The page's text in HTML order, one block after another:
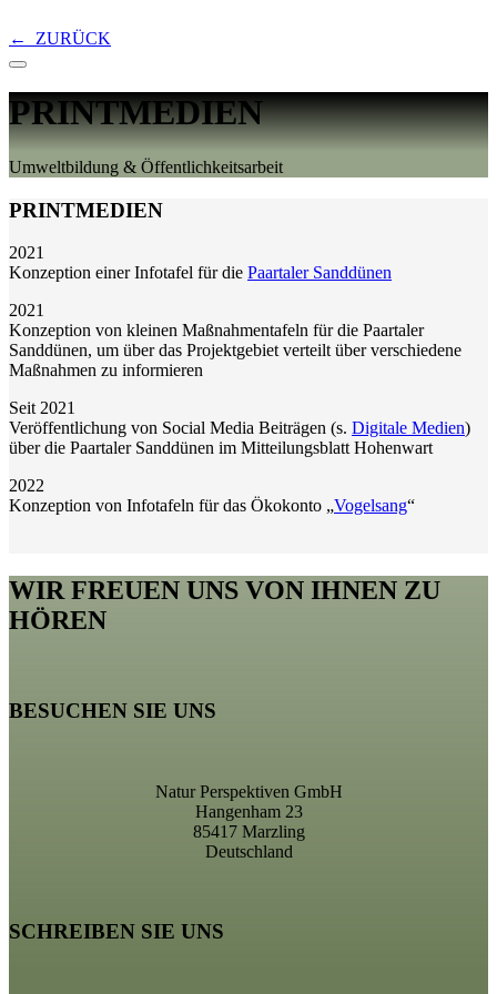
← ZURÜCK
PRINTMEDIEN
Umweltbildung & Öffentlichkeitsarbeit
PRINTMEDIEN
2021
Konzeption einer Infotafel für die Paartaler Sanddünen
2021
Konzeption von kleinen Maßnahmentafeln für die Paartaler
Sanddünen, um über das Projektgebiet verteilt über verschiedene
Maßnahmen zu informieren
Seit 2021
Veröffentlichung von Social Media Beiträgen (s. Digitale Medien)
über die Paartaler Sanddünen im Mitteilungsblatt Hohenwart
2022
Konzeption von Infotafeln für das Ökokonto „Vogelsang“
WIR FREUEN UNS VON IHNEN ZU
HÖREN
BESUCHEN SIE UNS
Natur Perspektiven GmbH
Hangenham 23
85417 Marzling
Deutschland
SCHREIBEN SIE UNS